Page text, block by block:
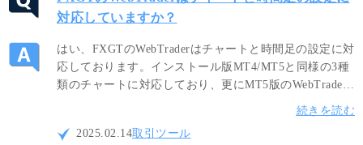
対応していますか？
はい、FXGTのWebTraderはチャートと時間足の設定に対
応しております。インストール版MT4/MT5と同様の3種
類のチャートに対応しており、更にMT5版のWebTrader
では4種類、FXGTトレーダーでは12種類のチャートをご
利用頂けます。また、インストール版と同様にM1から
MNまで複数の時間足切り替えが可能です。
続きを読む
2025.02.14取引ツール